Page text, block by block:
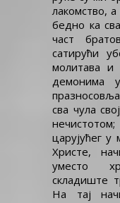
лакомство,
бедно ка
част
сатирући
молитава
демонима
сва чула
царујућег у
Христе,
уместо
складиште
На тај